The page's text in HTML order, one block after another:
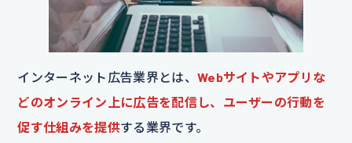
インターネット広告業界とは、 Webサイトやアプリな
どのオンライン上に広告を配信し、ユーザーの行動を
促す仕組みを提供する業界です。